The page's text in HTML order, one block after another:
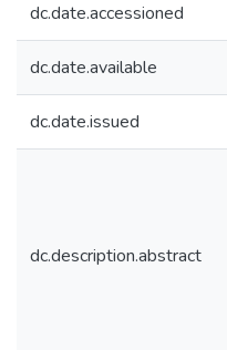
dc.date.accessioned
dc.date.available
dc.date.issued
dc.description.abstract